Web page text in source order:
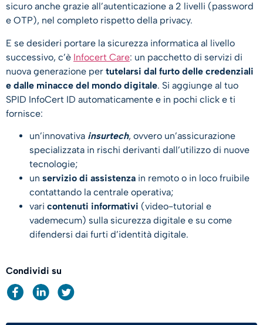
sicuro anche grazie all’autenticazione a 2 livelli (password
e OTP), nel completo rispetto della privacy.
E se desideri portare la sicurezza informatica al livello
successivo, c’è Infocert Care: un pacchetto di servizi di
nuova generazione per tutelarsi dal furto delle credenziali
e dalle minacce del mondo digitale. Si aggiunge al tuo
SPID InfoCert ID automaticamente e in pochi click e ti
fornisce:
un’innovativa insurtech, ovvero un’assicurazione
specializzata in rischi derivanti dall’utilizzo di nuove
tecnologie;
un servizio di assistenza in remoto o in loco fruibile
contattando la centrale operativa;
vari contenuti informativi (video-tutorial e
vademecum) sulla sicurezza digitale e su come
difendersi dai furti d’identità digitale.
Condividi su